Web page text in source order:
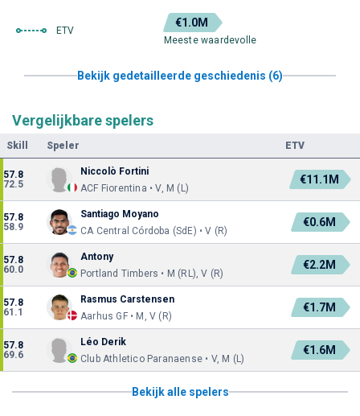
ETV
€1.0M
Meeste waardevolle
Bekijk gedetailleerde geschiedenis (6)
Vergelijkbare spelers
Skill Speler ETV
57.8
72.5
Niccolò Fortini
ACF Fiorentina • V, M (L)
€11.1M
57.8
58.9
Santiago Moyano
CA Central Córdoba (SdE) • V (R)
€0.6M
57.8
60.0
Antony
Portland Timbers • M (RL), V (R)
€2.2M
57.8
61.1
Rasmus Carstensen
Aarhus GF • M, V (R)
€1.7M
57.8
69.6
Léo Derik
Club Athletico Paranaense • V, M (L)
€1.6M
Bekijk alle spelers